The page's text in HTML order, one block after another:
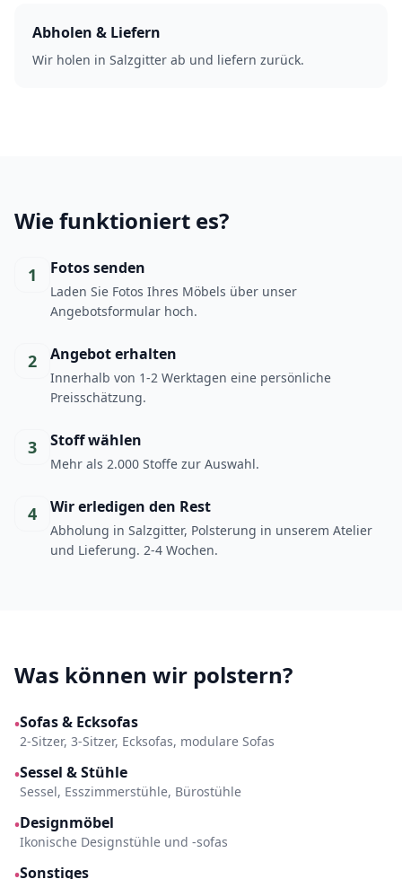
Abholen & Liefern
Wir holen in Salzgitter ab und liefern zurück.
Wie funktioniert es?
1 Fotos senden
Laden Sie Fotos Ihres Möbels über unser
Angebotsformular hoch.
2 Angebot erhalten
Innerhalb von 1-2 Werktagen eine persönliche
Preisschätzung.
3 Stoff wählen
Mehr als 2.000 Stoffe zur Auswahl.
4 Wir erledigen den Rest
Abholung in Salzgitter, Polsterung in unserem Atelier
und Lieferung. 2-4 Wochen.
Was können wir polstern?
•Sofas & Ecksofas
2-Sitzer, 3-Sitzer, Ecksofas, modulare Sofas
•Sessel & Stühle
Sessel, Esszimmerstühle, Bürostühle
•Designmöbel
Ikonische Designstühle und -sofas
•Sonstiges